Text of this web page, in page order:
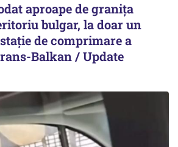
aproape de granița
bulgar, la doar un
de comprimare a
Balkan / Update